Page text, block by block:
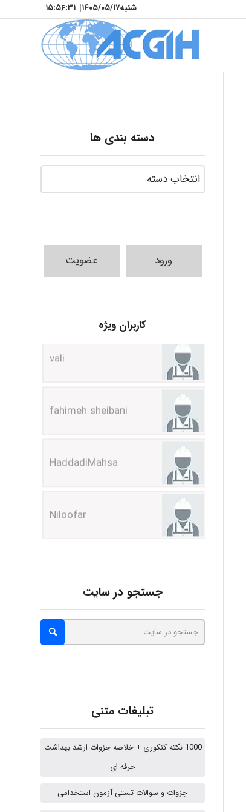
شنبه۱۴۰۵/۰۵/۱۷| ۱۵:۵۶:۳۳
دسته بندی ها
ورود عضویت
کاربران ویژه
fahimeh sheibani
HaddadiMahsa
Niloofar
USER124
abolfazlkoshehe
A.balandeh
جستجو در سایت
تبلیغات متنی
1000 نکته کنکوری + خلاصه جزوات ارشد بهداشت
حرفه ای
جزوات و سوالات تستی آزمون استخدامی